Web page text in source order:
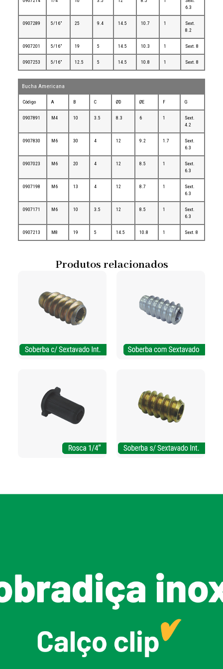
6.3
0907289 5/16" 25 9.4 14.5 10.7 1
Sext.
8.2
0907201 5/16" 19 5 14.5 10.3 1 Sext. 8
0907253 5/16" 12.5 5 14.5 10.8 1 Sext. 8
Bucha Americana
Código A B C ØD ØE F G
0907891 M4 10 3.5 8.3 6 1
Sext.
4.2
0907830 M6 30 4 12 9.2 1.7
Sext.
6.3
0907023 M6 20 4 12 8.5 1
Sext.
6.3
0907198 M6 13 4 12 8.7 1
Sext.
6.3
0907171 M6 10 3.5 12 8.5 1
Sext.
6.3
0907213 M8 19 5 14.5 10.8 1 Sext. 8
Produtos relacionados